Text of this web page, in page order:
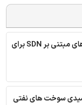
ترجمه مقاله امنیت انتقال داده های مبتنی بر SDN برای
سوخت های نفتی